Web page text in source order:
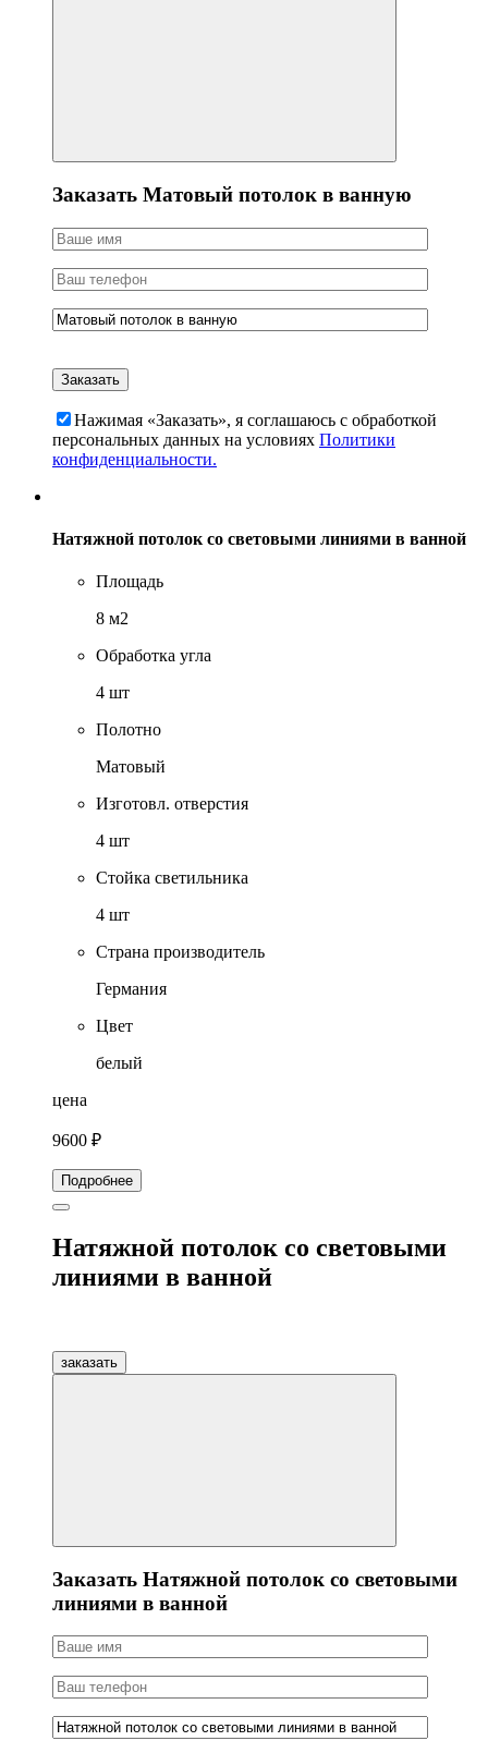
Заказать Матовый потолок в ванную
Нажимая «Заказать», я соглашаюсь c обработкой
персональных данных на условиях Политики
конфиденциальности.
Натяжной потолок со световыми линиями в ванной
Площадь
8 м2
Обработка угла
4 шт
Полотно
Матовый
Изготовл. отверстия
4 шт
Стойка светильника
4 шт
Страна производитель
Германия
Цвет
белый
цена
9600 ₽
Подробнее
Натяжной потолок со световыми
линиями в ванной
заказать
Заказать Натяжной потолок со световыми
линиями в ванной